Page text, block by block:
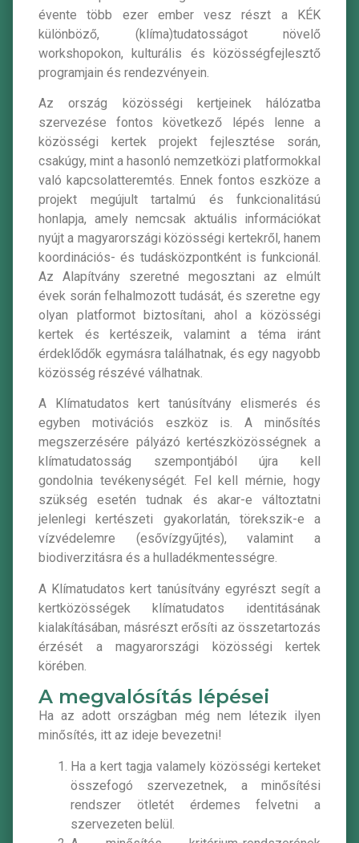
évente több ezer ember vesz részt a KÉK
különböző, (klíma)tudatosságot növelő
workshopokon, kulturális és közösségfejlesztő
programjain és rendezvényein.
Az ország közösségi kertjeinek hálózatba
szervezése fontos következő lépés lenne a
közösségi kertek projekt fejlesztése során,
csakúgy, mint a hasonló nemzetközi platformokkal
való kapcsolatteremtés. Ennek fontos eszköze a
projekt megújult tartalmú és funkcionalitású
honlapja, amely nemcsak aktuális információkat
nyújt a magyarországi közösségi kertekről, hanem
koordinációs- és tudásközpontként is funkcionál.
Az Alapítvány szeretné megosztani az elmúlt
évek során felhalmozott tudását, és szeretne egy
olyan platformot biztosítani, ahol a közösségi
kertek és kertészeik, valamint a téma iránt
érdeklődők egymásra találhatnak, és egy nagyobb
közösség részévé válhatnak.
A Klímatudatos kert tanúsítvány elismerés és
egyben motivációs eszköz is. A minősítés
megszerzésére pályázó kertészközösségnek a
klímatudatosság szempontjából újra kell
gondolnia tevékenységét. Fel kell mérnie, hogy
szükség esetén tudnak és akar-e változtatni
jelenlegi kertészeti gyakorlatán, törekszik-e a
vízvédelemre (esővízgyűjtés), valamint a
biodiverzitásra és a hulladékmentességre.
A Klímatudatos kert tanúsítvány egyrészt segít a
kertközösségek klímatudatos identitásának
kialakításában, másrészt erősíti az összetartozás
érzését a magyarországi közösségi kertek
körében.
A megvalósítás lépései
Ha az adott országban még nem létezik ilyen
minősítés, itt az ideje bevezetni!
Ha a kert tagja valamely közösségi kerteket
összefogó szervezetnek, a minősítési
rendszer ötletét érdemes felvetni a
szervezeten belül.